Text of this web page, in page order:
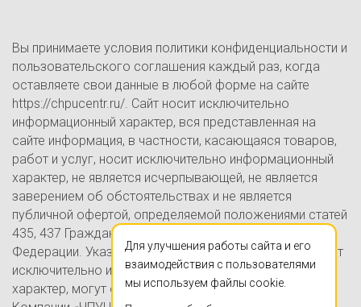
Вы принимаете условия политики конфиденциальности и
пользовательского соглашения каждый раз, когда
оставляете свои данные в любой форме на сайте
https://chpucentr.ru/. Сайт носит исключительно
информационный характер, вся представленная на
сайте информация, в частности, касающаяся товаров,
работ и услуг, носит исключительно информационный
характер, не является исчерпывающей, не является
заверением об обстоятельствах и не является
публичной офертой, определяемой положениями статей
435, 437 Гражданского кодекса Российской
Федерации. Указанные на настоящем Сайте цены носят
исключительно информационно-ознакомительный
характер, могут отличаться от действительных цен в
Для улучшения работы сайта и его
взаимодействия с пользователями
мы используем файлы cookie.